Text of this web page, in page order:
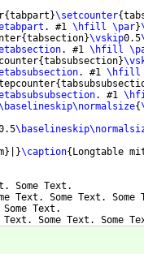
{tabpart }\setcounter{
. #1 \hfill \par}
{tabsection}\vskip0.5
. #1 \hfill
{tabsubsection}
. #1 \hfill
{
. #1
{
} }\caption{ Longtable
Some Text.
Text. Some Text.
Text.
Text. Some Text. Some